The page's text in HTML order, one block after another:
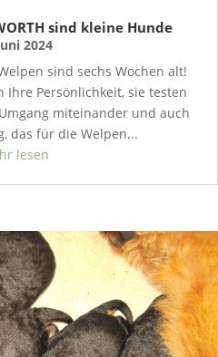
sind kleine Hunde
2024
sind sechs Wochen alt!
Ihre Persönlichkeit, sie testen
miteinander und auch
das für die Welpen...
lesen